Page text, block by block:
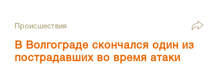
Происшествия
В Волгограде скончался один из
пострадавших во время атаки